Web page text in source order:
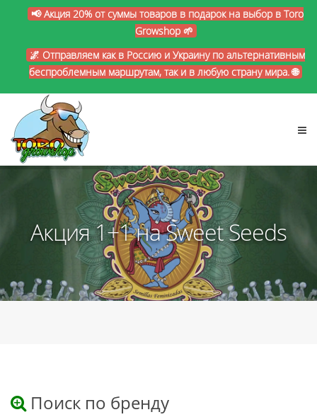
📢 Акция 20% от суммы товаров в подарок на выбор в Toro
Growshop 🌱
🌌 Отправляем как в Россию и Украину по альтернативным
беспроблемным маршрутам, так и в любую страну мира. 🌐
Акция 1+1 на Sweet Seeds
Поиск по бренду